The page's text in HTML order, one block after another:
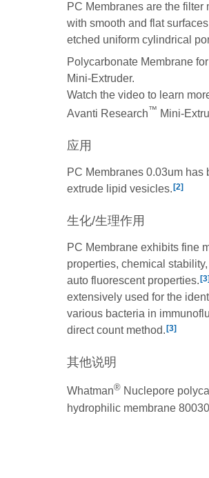
PC Membranes are the filter
with smooth and flat
etched uniform cylindrical
Polycarbonate Membrane for
Mini-Extruder.
Watch the video to learn
Avanti Research™ Mini-
应用
PC Membranes 0.03um has
extrude lipid vesicles.[2]
生化/生理作用
PC Membrane exhibits fine
properties, chemical
auto fluorescent properties.
extensively used for the
various bacteria in
direct count method.[3]
其他说明
Whatman® Nuclepore
hydrophilic membrane